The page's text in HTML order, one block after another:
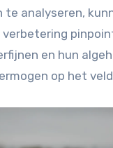
te analyseren,
verbetering
en hun
op het